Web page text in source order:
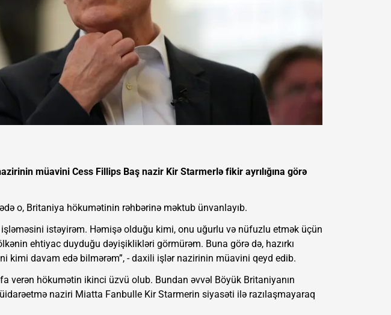
müavini Cess Fillips Baş nazir Kir Starmerlə fikir ayrılığına görə
o, Britaniya hökumətinin rəhbərinə məktub ünvanlayıb.
istəyirəm. Həmişə olduğu kimi, onu uğurlu və nüfuzlu etmək üçün
ehtiyac duyduğu dəyişiklikləri görmürəm. Buna görə də, hazırkı
kimi davam edə bilmərəm”, - daxili işlər nazirinin müavini qeyd edib.
verən hökumətin ikinci üzvü olub. Bundan əvvəl Böyük Britaniyanın
naziri Miatta Fanbulle Kir Starmerin siyasəti ilə razılaşmayaraq